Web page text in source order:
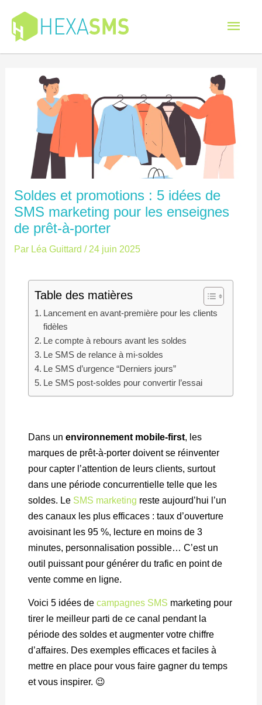
Soldes et promotions : 5 idées de
SMS marketing pour les enseignes
de prêt-à-porter
Par Léa Guittard / 24 juin 2025
Table des matières
Lancement en avant-première pour les clients
fidèles
Le compte à rebours avant les soldes
Le SMS de relance à mi-soldes
Le SMS d’urgence “Derniers jours”
Le SMS post-soldes pour convertir l’essai
Dans unenvironnement mobile-first, les
marques de prêt-à-porter doivent se réinventer
pour capter l’attention de leurs clients, surtout
dans une période concurrentielle telle que les
soldes. Le SMS marketing reste aujourd’hui l’un
des canaux les plus efficaces : taux d’ouverture
avoisinant les 95 %, lecture en moins de 3
minutes, personnalisation possible… C’est un
outil puissant pour générer du trafic en point de
vente comme en ligne.
Voici 5 idées decampagnes SMS marketing pour
tirer le meilleur parti de ce canal pendant la
période des soldes et augmenter votre chiffre
d’affaires. Des exemples efficaces et faciles à
mettre en place pour vous faire gagner du temps
et vous inspirer. 😉